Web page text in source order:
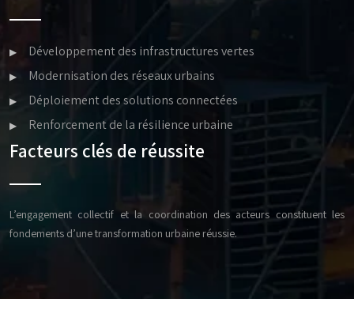
Développement des infrastructures vertes
Modernisation des réseaux urbains
Déploiement des solutions connectées
Renforcement de la résilience urbaine
Facteurs clés de réussite
L’engagement collectif et la coordination des acteurs constituent les
fondements d’une transformation urbaine réussie.